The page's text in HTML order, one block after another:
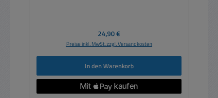
Regulärer Preis:
24,90 €
Preise inkl. MwSt. zzgl. Versandkosten
In den Warenkorb